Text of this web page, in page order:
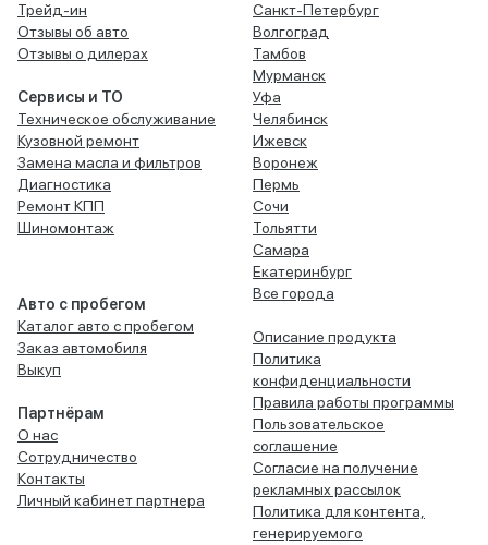
Трейд-ин
Отзывы об авто
Отзывы о дилерах
Сервисы и ТО
Техническое обслуживание
Кузовной ремонт
Замена масла и фильтров
Диагностика
Ремонт КПП
Шиномонтаж
Авто с пробегом
Каталог авто с пробегом
Заказ автомобиля
Выкуп
Партнёрам
О нас
Сотрудничество
Контакты
Личный кабинет партнера
Санкт-Петербург
Волгоград
Тамбов
Мурманск
Уфа
Челябинск
Ижевск
Воронеж
Пермь
Сочи
Тольятти
Самара
Екатеринбург
Все города
Описание продукта
Политика
конфиденциальности
Правила работы программы
Пользовательское
соглашение
Согласие на получение
рекламных рассылок
Политика для контента,
генерируемого